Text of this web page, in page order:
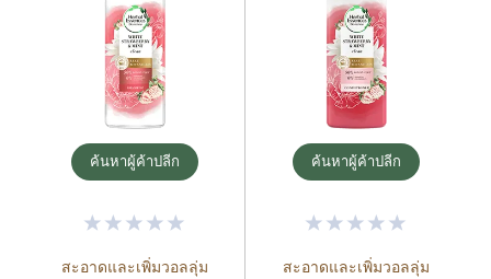
ค้นหาผู้ค้าปลีก
สะอาดและเพิ่มวอลลุ่ม
ค้นหาผู้ค้าปลีก
สะอาดและเพิ่มวอลลุ่ม